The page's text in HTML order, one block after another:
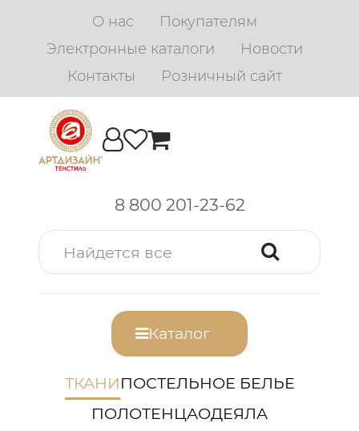
О нас
Покупателям
Электронные каталоги
Новости
Контакты
Розничный сайт
8 800 201-23-62
Каталог
ТКАНИПОСТЕЛЬНОЕ БЕЛЬЕ
ПОЛОТЕНЦАОДЕЯЛА